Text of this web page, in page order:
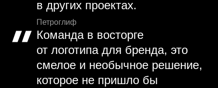
в других проектах.
Петроглиф
Команда в восторге
от логотипа для бренда, это
смелое и необычное решение,
которое не пришло бы